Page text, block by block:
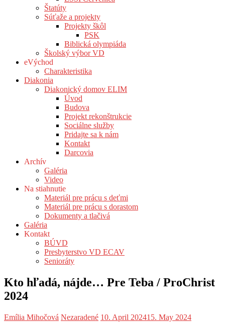
Štatúty
Súťaže a projekty
Projekty škôl
PSK
Biblická olympiáda
Školský výbor VD
eVýchod
Charakteristika
Diakonia
Diakonický domov ELIM
Úvod
Budova
Projekt rekonštrukcie
Sociálne služby
Pridajte sa k nám
Kontakt
Darcovia
Archív
Galéria
Video
Na stiahnutie
Materiál pre prácu s deťmi
Materiál pre prácu s dorastom
Dokumenty a tlačivá
Galéria
Kontakt
BÚVD
Presbyterstvo VD ECAV
Senioráty
Kto hľadá, nájde… Pre Teba / ProChrist
2024
Emília Mihočová Nezaradené 10. April 202415. May 2024